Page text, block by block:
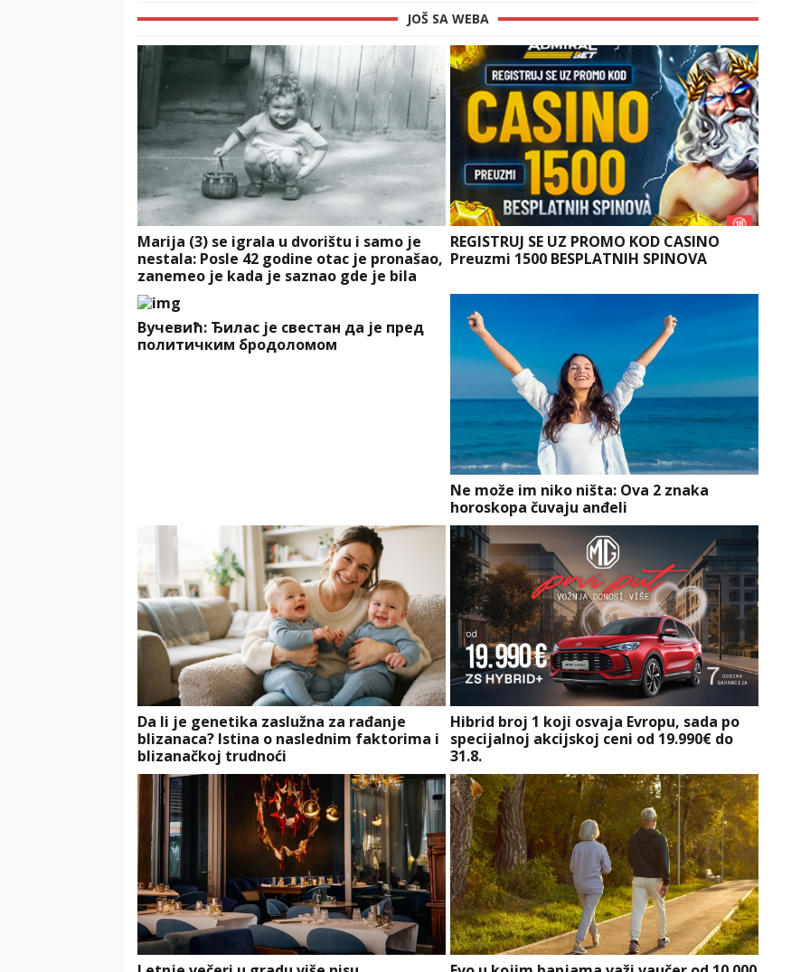
JOŠ SA WEBA
Marija (3) se igrala u dvorištu i samo je
nestala: Posle 42 godine otac je pronašao,
zanemeo je kada je saznao gde je bila
REGISTRUJ SE UZ PROMO KOD CASINO
Preuzmi 1500 BESPLATNIH SPINOVA
Вучевић: Ђилас је свестан да је пред
политичким бродоломом
Ne može im niko ništa: Ova 2 znaka
horoskopa čuvaju anđeli
Da li je genetika zaslužna za rađanje
blizanaca? Istina o naslednim faktorima i
blizanačkoj trudnoći
Hibrid broj 1 koji osvaja Evropu, sada po
specijalnoj akcijskoj ceni od 19.990€ do
31.8.